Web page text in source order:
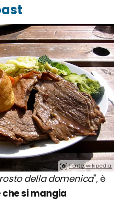
Fonte: wikipedia.
della domenica", è
si mangia